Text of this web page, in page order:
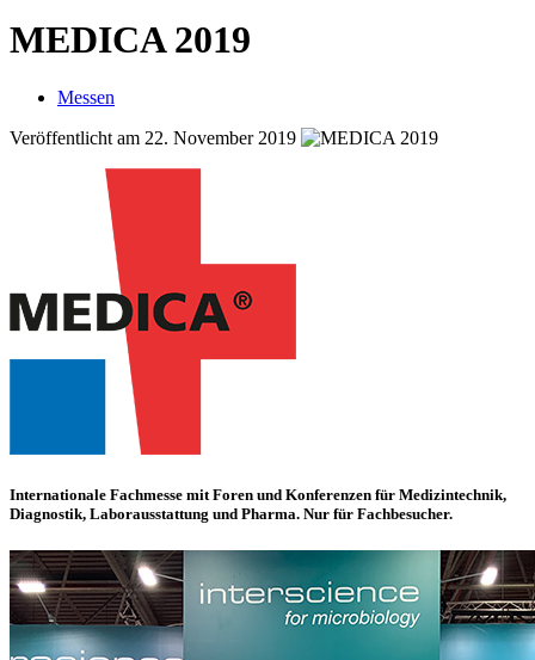
MEDICA 2019
Messen
Veröffentlicht am 22. November 2019
Internationale Fachmesse mit Foren und Konferenzen für Medizintechnik,
Diagnostik, Laborausstattung und Pharma. Nur für Fachbesucher.